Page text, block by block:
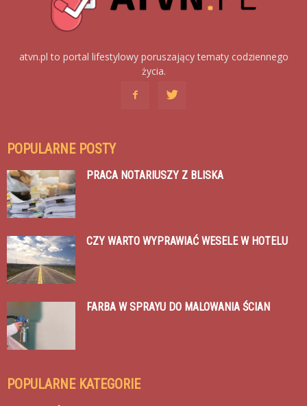
atvn.pl to portal lifestylowy poruszający tematy codziennego
życia.
POPULARNE POSTY
PRACA NOTARIUSZY Z BLISKA
CZY WARTO WYPRAWIAĆ WESELE W HOTELU
FARBA W SPRAYU DO MALOWANIA ŚCIAN
POPULARNE KATEGORIE